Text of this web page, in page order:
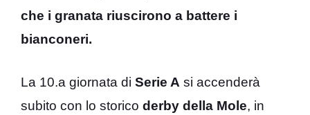
che i granata riuscirono a battere i
bianconeri.
La 10.a giornata di Serie A si accenderà
subito con lo storico derby della Mole, in